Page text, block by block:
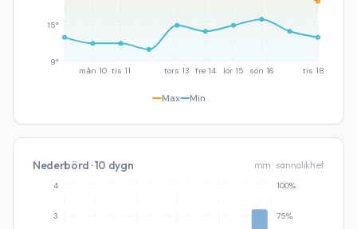
mån 10 tis 11 tors 13 fre 14 lör 15 sön 16 tis 18
9°
15°
Max Min
Nederbörd · 10 dygn mm · sannolikhet
3
4
75%
100%